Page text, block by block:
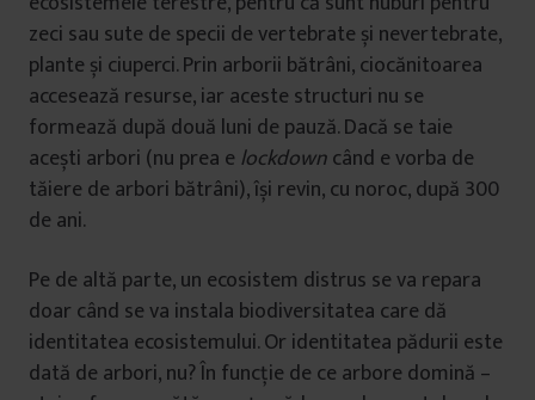
zeci sau sute de specii de vertebrate și nevertebrate,
plante și ciuperci. Prin arborii bătrâni, ciocănitoarea
accesează resurse, iar aceste structuri nu se
formează după două luni de pauză. Dacă se taie
acești arbori (nu prea e lockdowncând e vorba de
tăiere de arbori bătrâni), își revin, cu noroc, după 300
de ani.
Pe de altă parte, un ecosistem distrus se va repara
doar când se va instala biodiversitatea care dă
identitatea ecosistemului. Or identitatea pădurii este
dată de arbori, nu? În funcție de ce arbore domină –